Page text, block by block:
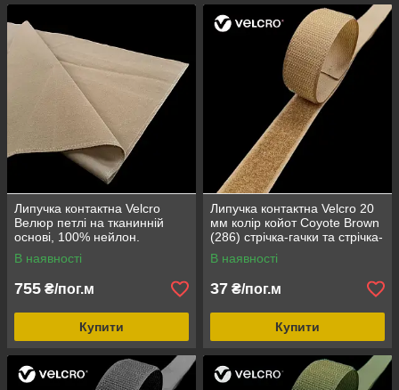
Липучка контактна Velcro
Велюр петлі на тканинній
основі, 100% нейлон.
В наявності
755 ₴/пог.м
Купити
Липучка контактна Velcro 20
мм колір койот Coyote Brown
(286) стрічка-гачки та стрічка-
петлі комплект loop/hook
В наявності
37 ₴/пог.м
Купити